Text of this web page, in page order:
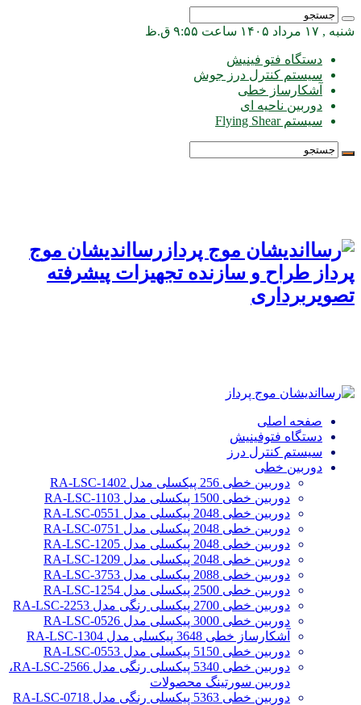
شنبه , ۱۷ مرداد ۱۴۰۵ ساعت ۹:۵۵ ق.ظ
دستگاه فتو فینیش
سیستم کنترل درز جوش
آشکارساز خطی
دوربین ناحیه ای
سیستم Flying Shear
رسااندیشان موج
پرداز طراح و سازنده تجهیزات پیشرفته
تصویربرداری
صفحه اصلی
دستگاه فتوفینیش
سیستم کنترل درز
دوربین خطی
دوربین خطی 256 پیکسلی مدل RA-LSC-1402
دوربین خطی 1500 پیکسلی مدل RA-LSC-1103
دوربین خطی 2048 پیکسلی مدل RA-LSC-0551
دوربین خطی 2048 پیکسلی مدل RA-LSC-0751
دوربین خطی 2048 پیکسلی مدل RA-LSC-1205
دوربین خطی 2048 پیکسلی مدل RA-LSC-1209
دوربین خطی 2088 پیکسلی مدل RA-LSC-3753
دوربین خطی 2500 پیکسلی مدل RA-LSC-1254
دوربین خطی 2700 پیکسلی رنگی مدل RA-LSC-2253
دوربین خطی 3000 پیکسلی مدل RA-LSC-0526
آشکارساز خطی 3648 پیکسلی مدل RA-LSC-1304
دوربین خطی 5150 پیکسلی مدل RA-LSC-0553
دوربین خطی 5340 پیکسلی رنگی مدل RA-LSC-2566،
دوربین سورتینگ محصولات
دوربین خطی 5363 پیکسلی رنگی مدل RA-LSC-0718